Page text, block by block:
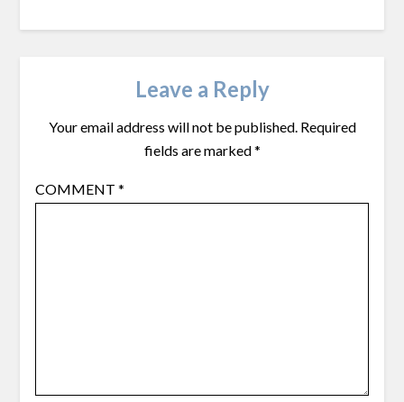
Leave a Reply
Your email address will not be published. Required
fields are marked*
COMMENT *